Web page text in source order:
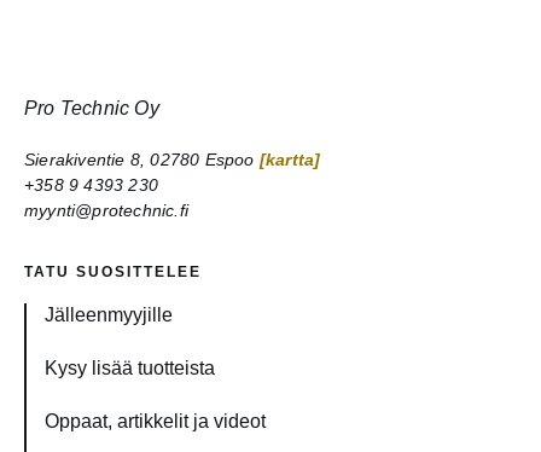
Pro Technic Oy
Sierakiventie 8, 02780 Espoo [kartta]
+358 9 4393 230
myynti@protechnic.fi
TATU SUOSITTELEE
Jälleenmyyjille
Kysy lisää tuotteista
Oppaat, artikkelit ja videot